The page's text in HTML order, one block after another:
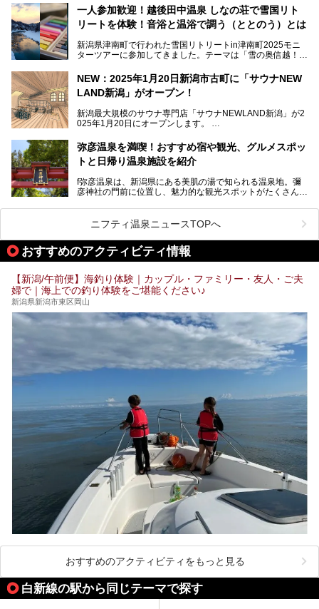
温泉が利用ができる宿泊施設も多く、スーパー銭湯も多彩な
サービスを提供する施設がいろいろ。
観光やレジャーに温泉を組み合わせれば、旅はさらに充実し
します。
一人参加歓迎！越後田中温泉 しなの荘で雪国リト
リートを体験！音浴と温浴で調う（ととのう）とは
新潟県津南町で行われた雪国リトリートin津南町2025モニ
ターツアーに参加してきました。テーマは「雪の奥信越！音
温泉ライターとして「温浴」は頻繁に体験していますが、
「音浴」とは果たしてどんな体験なのでしょう？とても気に
なお、宿泊した温泉は日帰り入浴もできる秘湯「越後田中温
泉 しなの荘」です。こちらについても詳しく紹介します。
提供元：一般社団法人 雪国観光舎【PR】
す。
NEW：2025年1月20日新潟市古町に「サウナNEW
LAND新潟」がオープン！
新潟最大規模のサウナ専門店「サウナNEWLAND新潟」が2
025年1月20日にオープンします。
街に再び笑顔と賑わいを取り戻し、新たなランドマークとし
て地域活性化を目指します。
サウナ室のテーマは「海賊船」‥⁉ ユニークなサウナ室を
弥彦温泉を満喫！おすすめ宿や観光、グルメスポッ
トと日帰り温泉施設を紹介
f弥彦温泉は、新潟県にある美肌の湯で知られる温泉地。彌
彦神社の門前に位置し、魅力的な観光スポットがたくさんあ
この記事では、弥彦温泉の宿泊に最適なおすすめ宿や、日帰
り施設、グルメスポット、弥彦の自然を堪能できる観光スポ
ットをご紹介します。初めての弥彦温泉旅行を計画している
方に向けて、弥彦温泉の魅力を存分にお伝えしますので、ぜ
ひ参考にしてみてくださいね！
ニフティ温泉ニュースTOPへ
おすすめのアクティビティ情報
【新潟/午前便】海釣り体験｜カップル・ファミリー・友人・ご夫
婦で｜海上での釣り体験をご堪能ください♪
新潟県新潟市東区岡山
おすすめのアクティビティをもっと見る
白新線の駅から同じテーマで探す